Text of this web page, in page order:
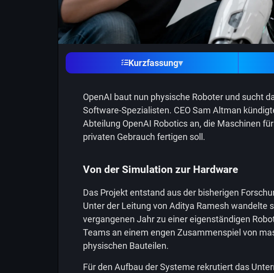
Kurzfassung▾
OpenAI baut nun physische Roboter und sucht
Software-Spezialisten. CEO Sam Altman
Abteilung OpenAI Robotics an, die Maschinen
privaten Gebrauch fertigen soll.
Von der Simulation zur Hardware
Das Projekt entstand aus der bisherigen
Unter der Leitung von Aditya Ramesh wandelte
vergangenen Jahr zu einer eigenständigen
Teams an einem engen Zusammenspiel von
physischen Bauteilen.
Für den Aufbau der Systeme rekrutiert das